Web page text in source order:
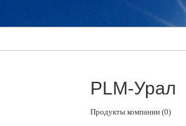
PLM-Урал
Продукты компании (0)